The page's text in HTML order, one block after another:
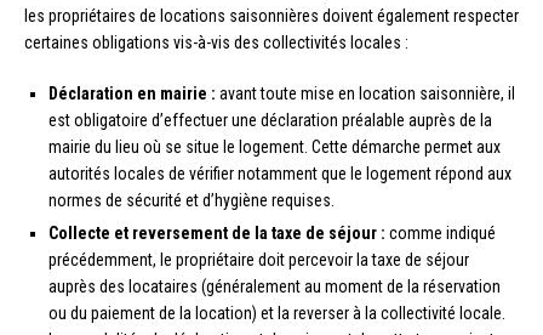
les propriétaires de locations saisonnières doivent également respecter
certaines obligations vis-à-vis des collectivités locales :
Déclaration en mairie : avant toute mise en location saisonnière, il
est obligatoire d’effectuer une déclaration préalable auprès de la
mairie du lieu où se situe le logement. Cette démarche permet aux
autorités locales de vérifier notamment que le logement répond aux
normes de sécurité et d’hygiène requises.
Collecte et reversement de la taxe de séjour : comme indiqué
précédemment, le propriétaire doit percevoir la taxe de séjour
auprès des locataires (généralement au moment de la réservation
ou du paiement de la location) et la reverser à la collectivité locale.